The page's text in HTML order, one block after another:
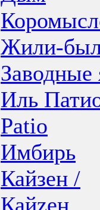
Жили-
Заводные
Иль
Patio
Имбирь
Кайзен /
Кайzен